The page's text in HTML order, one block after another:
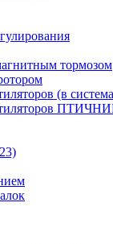
тормозом
(в